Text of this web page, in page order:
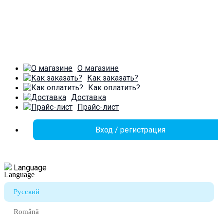
О магазине
Как заказать?
Как оплатить?
Доставка
Прайс-лист
Вход / регистрация
Language
Русский
Română